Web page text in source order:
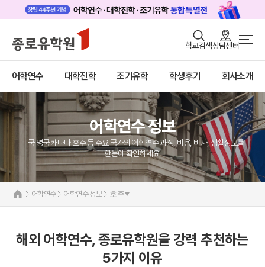
학교검색상담센터
어학연수 대학진학 조기유학 학생후기 회사소개
로그인 회원가입
어학연수
대학진학
조기/캠프
프로그램
학생후기
고객서비스
유학가이드
미국
캐나다
영국
호주
뉴질랜드
아일랜드
몰타
필리핀
일본
어학연수 정보
어학연수 정보
미국·영국·캐나다·호주 등 주요 국가의 어학연수 과정, 비용, 비자, 생활정보를
한눈에 확인하세요.
어학연수 어학연수 정보 호주
해외 어학연수, 종로유학원을 강력 추천하는
5가지 이유